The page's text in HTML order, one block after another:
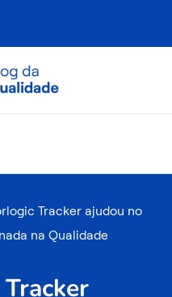
Tracker ajudou no
na Qualidade